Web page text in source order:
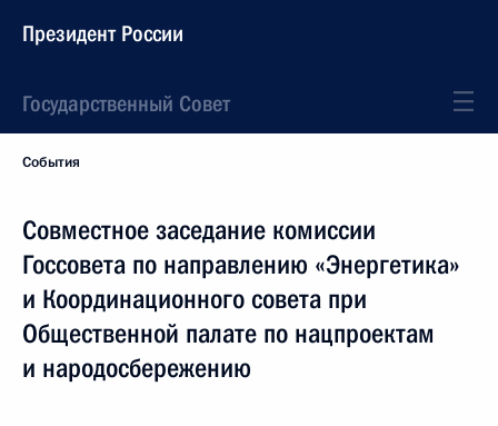
Президент России
Государственный Совет
События
Совместное заседание комиссии
Госсовета по направлению «Энергетика»
и Координационного совета при
Общественной палате по нацпроектам
и народосбережению